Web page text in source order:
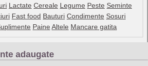
Lactate Cereale Legume Peste Seminte
Fast food Bauturi Condimente Sosuri
Paine Altele Mancare gatita
adaugate